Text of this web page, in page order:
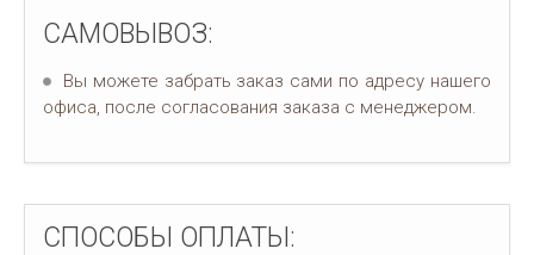
САМОВЫВОЗ:
Вы можете забрать заказ сами по адресу нашего
офиса, после согласования заказа с менеджером.
СПОСОБЫ ОПЛАТЫ: